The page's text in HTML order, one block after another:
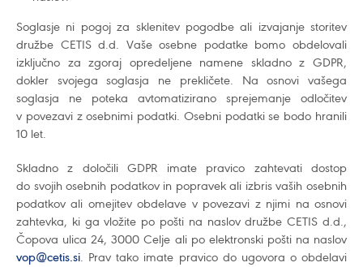
Soglasje ni pogoj za sklenitev pogodbe ali izvajanje storitev
družbe CETIS d.d. Vaše osebne podatke bomo obdelovali
izključno za zgoraj opredeljene namene skladno z GDPR,
dokler svojega soglasja ne prekličete. Na osnovi vašega
soglasja ne poteka avtomatizirano sprejemanje odločitev
v povezavi z osebnimi podatki. Osebni podatki se bodo hranili
10 let.
Skladno z določili GDPR imate pravico zahtevati dostop
do svojih osebnih podatkov in popravek ali izbris vaših osebnih
podatkov ali omejitev obdelave v povezavi z njimi na osnovi
zahtevka, ki ga vložite po pošti na naslov družbe CETIS d.d.,
Čopova ulica 24, 3000 Celje ali po elektronski pošti na naslov
vop@cetis.si. Prav tako imate pravico do ugovora o obdelavi